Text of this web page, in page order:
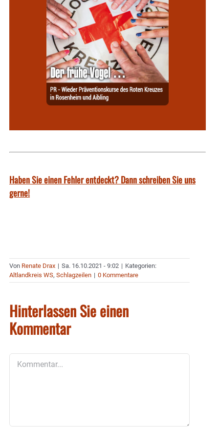
Haben Sie einen Fehler entdeckt? Dann schreiben Sie uns
gerne!
Von Renate Drax | Sa. 16.10.2021 - 9:02 | Kategorien:
Altlandkreis WS, Schlagzeilen | 0 Kommentare
Hinterlassen Sie einen
Kommentar